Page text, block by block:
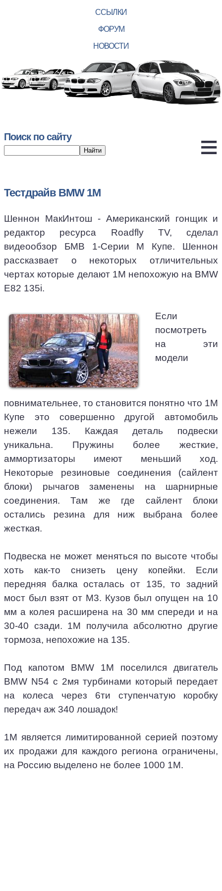
ССЫЛКИ
ФОРУМ
НОВОСТИ
Поиск по сайту
Тестдрайв BMW 1M
Шеннон МакИнтош - Американский гонщик и
редактор ресурса Roadfly TV, сделал
видеообзор БМВ 1-Серии М Купе. Шеннон
рассказвает о некоторых отличительных
чертах которые делают 1М непохожую на BMW
E82 135i.
Если
посмотреть
на эти
модели
повнимательнее, то становится понятно что 1М
Купе это совершенно другой автомобиль
нежели 135. Каждая деталь подвески
уникальна. Пружины более жесткие,
аммортизаторы имеют меньший ход.
Некоторые резиновые соединения (сайлент
блоки) рычагов заменены на шарнирные
соединения. Там же где сайлент блоки
остались резина для ниж выбрана более
жесткая.
Подвеска не может меняться по высоте чтобы
хоть как-то снизеть цену копейки. Если
передняя балка осталась от 135, то задний
мост был взят от М3. Кузов был опущен на 10
мм а колея расширена на 30 мм спереди и на
30-40 сзади. 1М получила абсолютно другие
тормоза, непохожие на 135.
Под капотом BMW 1M поселился двигатель
BMW N54 с 2мя турбинами который передает
на колеса через 6ти ступенчатую коробку
передач аж 340 лошадок!
1М является лимитированной серией поэтому
их продажи для каждого региона ограничены,
на Россию выделено не более 1000 1М.